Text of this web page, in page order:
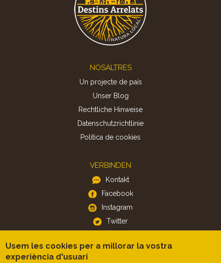
NOSALTRES
Un projecte de país
Unser Blog
Rechtliche Hinweise
Datenschutzrichtlinie
Politica de cookies
VERBINDEN
Kontakt
Facebook
Instagram
Twitter
APP
Usem les cookies per a millorar la vostra
experiència d'usuari